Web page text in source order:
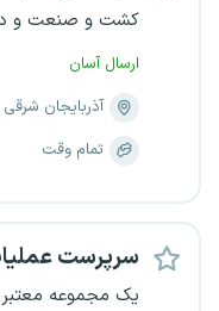
کشت و صنعت و
ارسال آسان
آذربایجان شرقی
تمام وقت
سرپرست
یک مجموعه معتبر